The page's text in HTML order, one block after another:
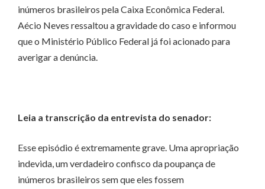
inúmeros brasileiros pela Caixa Econômica Federal.
Aécio Neves ressaltou a gravidade do caso e informou
que o Ministério Público Federal já foi acionado para
averigar a denúncia.
Leia a transcrição da entrevista do senador:
Esse episódio é extremamente grave. Uma apropriação
indevida, um verdadeiro confisco da poupança de
inúmeros brasileiros sem que eles fossem